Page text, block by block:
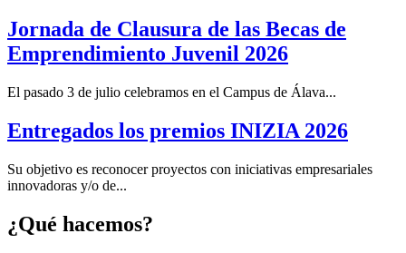
Jornada de Clausura de las Becas de
Emprendimiento Juvenil 2026
El pasado 3 de julio celebramos en el Campus de Álava...
Entregados los premios INIZIA 2026
Su objetivo es reconocer proyectos con iniciativas empresariales
innovadoras y/o de...
¿Qué hacemos?